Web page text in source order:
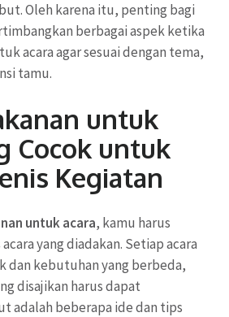
Oleh karena itu, penting bagi
berbagai aspek ketika
acara agar sesuai dengan tema,
tamu.
untuk
Cocok untuk
Kegiatan
untuk acara, kamu harus
yang diadakan. Setiap acara
dan kebutuhan yang berbeda,
disajikan harus dapat
adalah beberapa ide dan tips